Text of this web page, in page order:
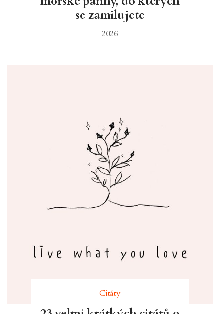
se zamilujete
2026
Citáty